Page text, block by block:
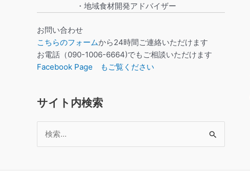
・地域食材開発アドバイザー
お問い合わせ
こちらのフォームから24時間ご連絡いただけます
お電話（090-1006-6664)でもご相談いただけます
Facebook Page もご覧ください
サイト内検索
索
象: